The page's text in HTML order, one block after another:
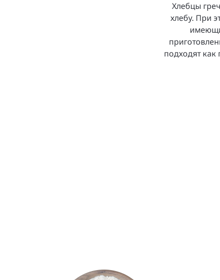
Хлебцы
хлебу. При
подходят как